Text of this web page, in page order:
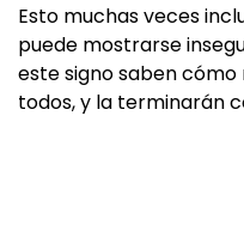
Esto muchas veces
puede mostrarse
este signo saben
todos, y la terminarán